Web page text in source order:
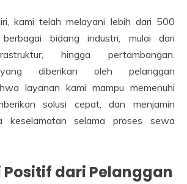
kami telah melayani lebih dari 500
bidang industri, mulai dari
hingga pertambangan.
diberikan oleh pelanggan
layanan kami mampu memenuhi
solusi cepat, dan menjamin
keselamatan selama proses sewa
dari Pelanggan